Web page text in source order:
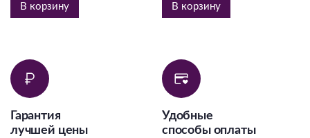
В корзину В корзину
Гарантия
лучшей цены
Удобные
способы оплаты